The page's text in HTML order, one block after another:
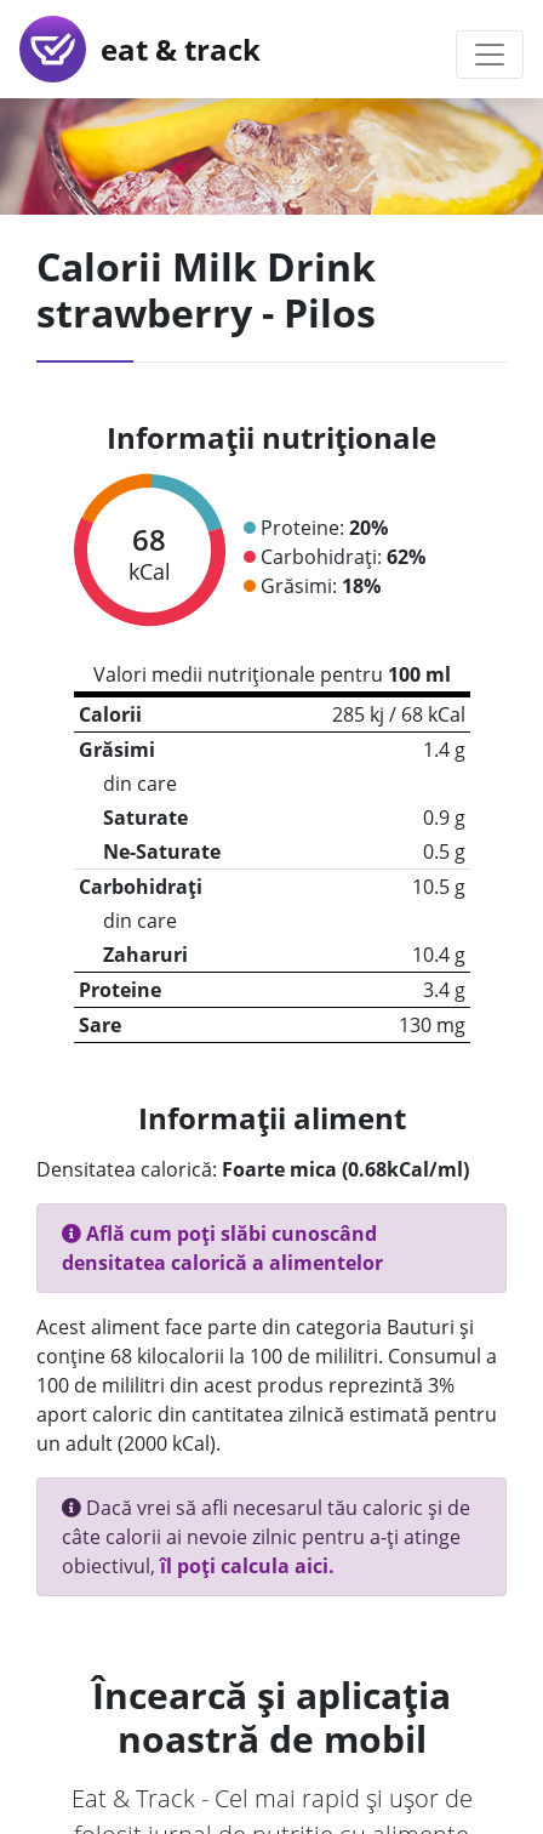
eat & track
Calorii Milk Drink
strawberry - Pilos
Informații nutriționale
68
kCal
Proteine: 20%
Carbohidrați: 62%
Grăsimi: 18%
Valori medii nutriționale pentru 100 ml
Calorii
285 kj / 68 kCal
Grăsimi
1.4 g
din care
Saturate
0.9 g
Ne-Saturate
0.5 g
Carbohidrați
10.5 g
din care
Zaharuri
10.4 g
Proteine
3.4 g
Sare
130 mg
Informații aliment
Densitatea calorică: Foarte mica (0.68kCal/ml)
Află cum poți slăbi cunoscând
densitatea calorică a alimentelor
Acest aliment face parte din categoria Bauturi și
conține 68 kilocalorii la 100 de mililitri. Consumul a
100 de mililitri din acest produs reprezintă 3%
aport caloric din cantitatea zilnică estimată pentru
un adult (2000 kCal).
Dacă vrei să afli necesarul tău caloric și de
câte calorii ai nevoie zilnic pentru a-ți atinge
obiectivul,îl poți calcula aici.
Încearcă și aplicația
noastră de mobil
Eat & Track - Cel mai rapid și ușor de